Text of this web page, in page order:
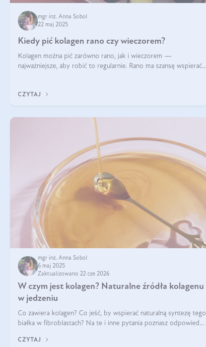
mgr inż. Anna Sobol
22 maj 2025
Kiedy pić kolagen rano czy wieczorem?
Kolagen można pić zarówno rano, jak i wieczorem —
najważniejsze, aby robić to regularnie. Rano ma szansę wspierać
CZYTAJ
mgr inż. Anna Sobol
6 maj 2025
Zaktualizowano 22 cze 2026
W czym jest kolagen? Naturalne źródła kolagenu
w jedzeniu
Co zawiera kolagen? Co jeść, by wspierać naturalną syntezę tego
białka w fibroblastach? Na te i inne pytania poznasz odpowiedź
CZYTAJ